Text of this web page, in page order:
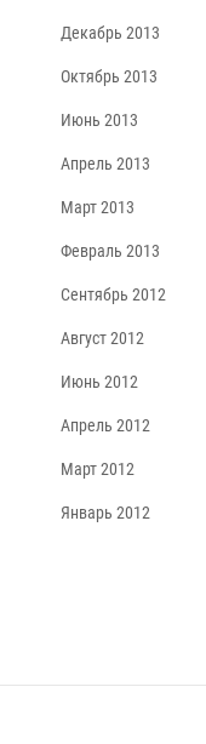
Декабрь 2013
Октябрь 2013
Июнь 2013
Апрель 2013
Март 2013
Февраль 2013
Сентябрь 2012
Август 2012
Июнь 2012
Апрель 2012
Март 2012
Январь 2012